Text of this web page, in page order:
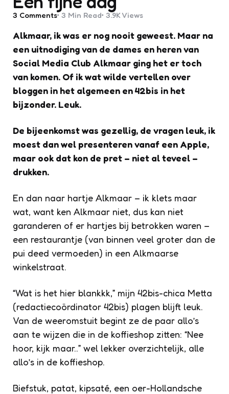
3 Comments 3 Min Read 3.9K Views
Alkmaar, ik was er nog nooit geweest. Maar na
een uitnodiging van de dames en heren van
Social Media Club Alkmaar ging het er toch
van komen. Of ik wat wilde vertellen over
bloggen in het algemeen en 42bis in het
bijzonder. Leuk.
De bijeenkomst was gezellig, de vragen leuk, ik
moest dan wel presenteren vanaf een Apple,
maar ook dat kon de pret – niet al teveel –
drukken.
En dan naar hartje Alkmaar – ik klets maar
wat, want ken Alkmaar niet, dus kan niet
garanderen of er hartjes bij betrokken waren –
een restaurantje (van binnen veel groter dan de
pui deed vermoeden) in een Alkmaarse
winkelstraat.
“Wat is het hier blankkk,” mijn 42bis-chica Metta
(redactiecoördinator 42bis) plagen blijft leuk.
Van de weeromstuit begint ze de paar allo’s
aan te wijzen die in de koffieshop zitten: “Nee
hoor, kijk maar..” wel lekker overzichtelijk, alle
allo’s in de koffieshop.
Biefstuk, patat, kipsaté, een oer-Hollandsche